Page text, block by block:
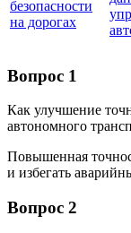
безопасности
на дорогах
Вопрос 1
Как улучшение
автономного
Повышенная
и избегать
Вопрос 2